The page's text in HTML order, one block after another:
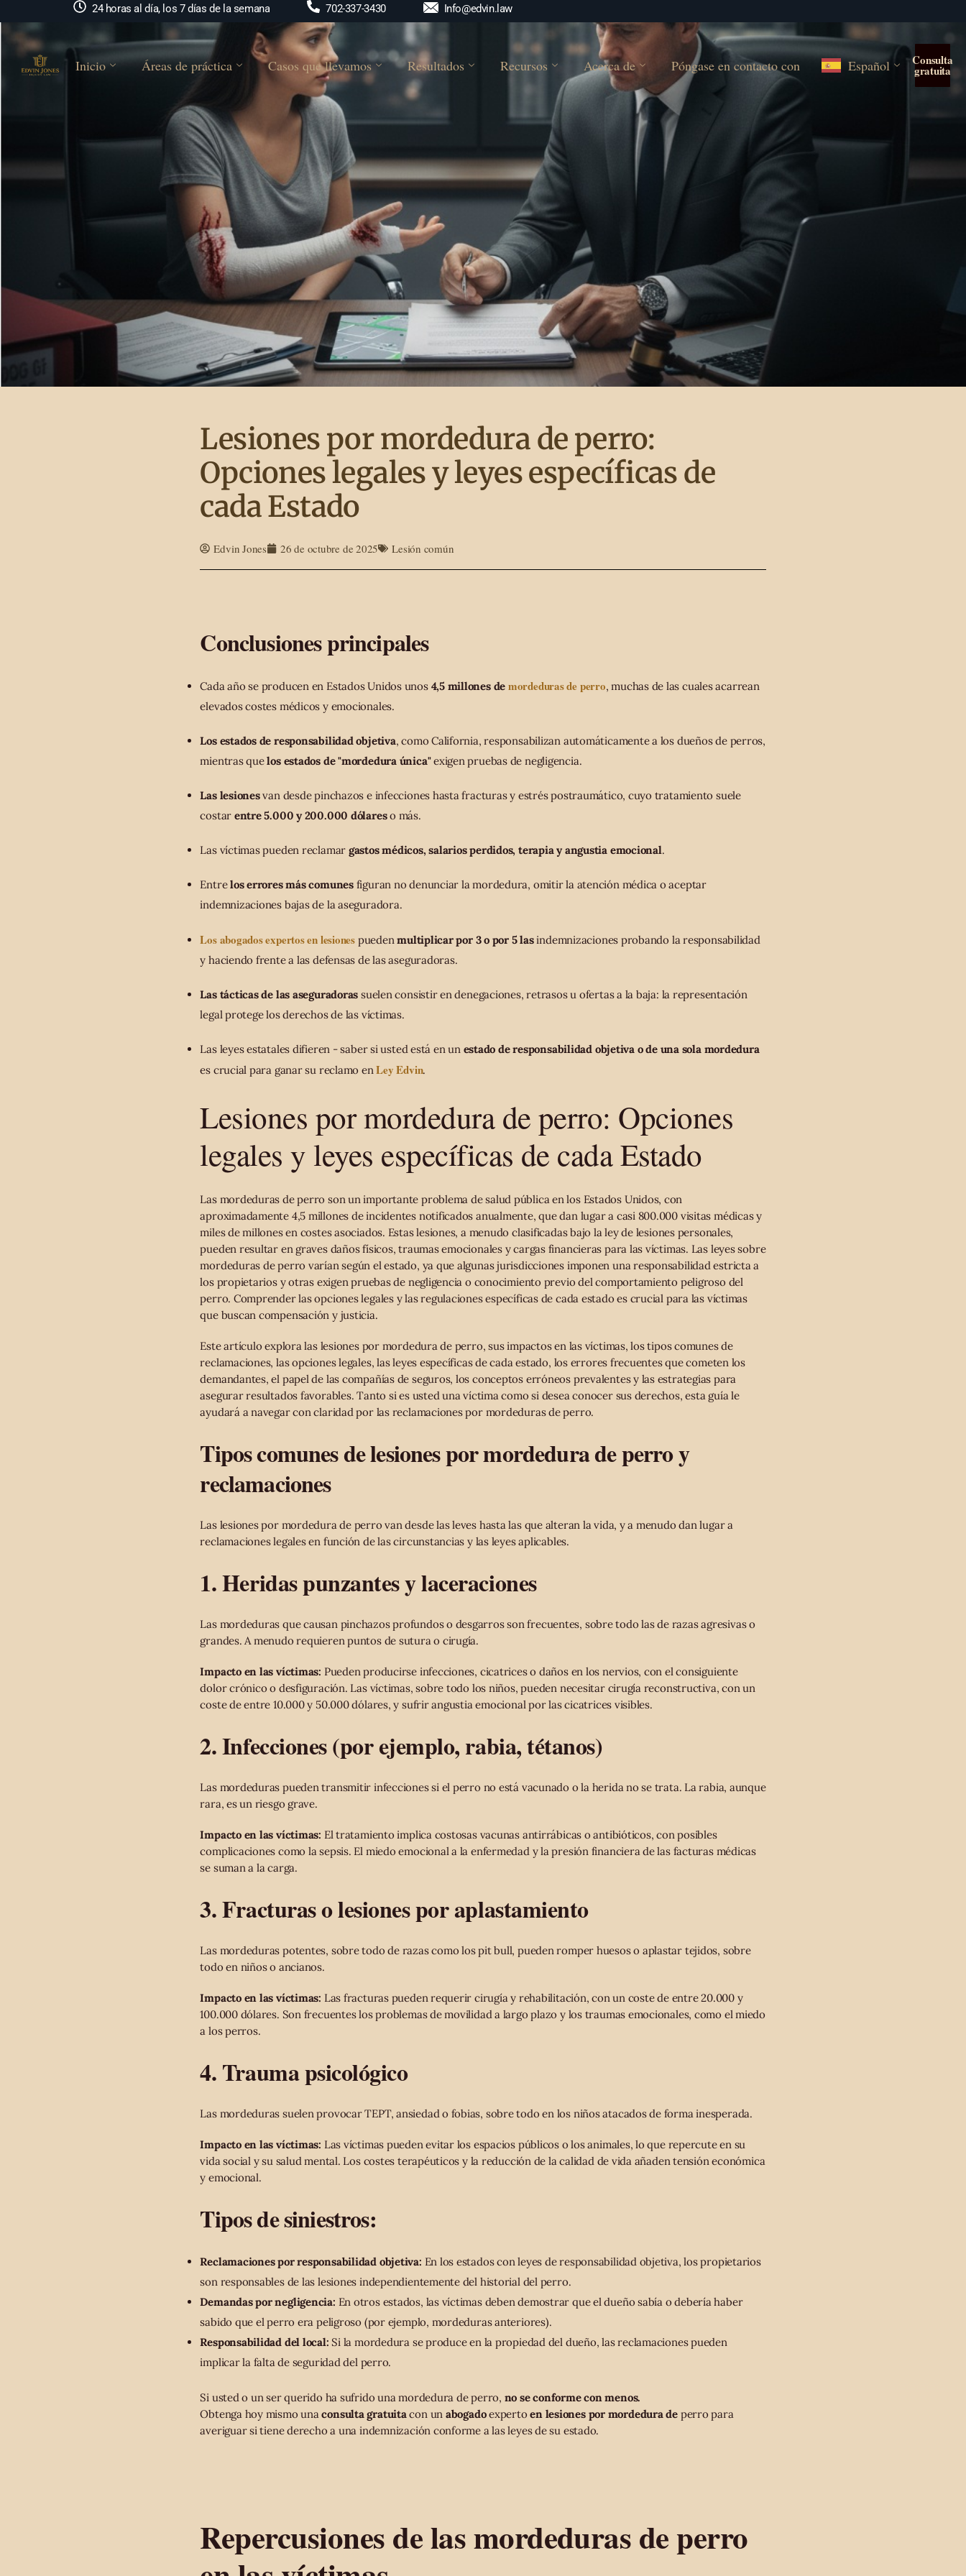
24 horas al día, los 7 días de la semana 702-337-3430 Info@edvin.law
Inicio Áreas de práctica Casos que llevamos Resultados Recursos Acerca de Póngase en contacto con Español Consulta
gratuita
Lesiones por mordedura de perro:
Opciones legales y leyes específicas de
cada Estado
Edvin Jones 26 de octubre de 2025 Lesión común
Conclusiones principales
Cada año se producen en Estados Unidos unos 4,5 millones de mordeduras de perro, muchas de las cuales acarrean
elevados costes médicos y emocionales.
Los estados de responsabilidad objetiva, como California, responsabilizan automáticamente a los dueños de perros,
mientras quelos estados de "mordedura única"exigen pruebas de negligencia.
Las lesionesvan desde pinchazos e infecciones hasta fracturas y estrés postraumático, cuyo tratamiento suele
costar entre 5.000 y 200.000 dólareso más.
Las víctimas pueden reclamar gastos médicos, salarios perdidos, terapia y angustia emocional.
Entrelos errores más comunesfiguran no denunciar la mordedura, omitir la atención médica o aceptar
indemnizaciones bajas de la aseguradora.
Los abogados expertos en lesionespuedenmultiplicar por 3 o por 5 lasindemnizaciones probando la responsabilidad
y haciendo frente a las defensas de las aseguradoras.
Las tácticas de las aseguradoras suelen consistir en denegaciones, retrasos u ofertas a la baja: la representación
legal protege los derechos de las víctimas.
Las leyes estatales difieren - saber si usted está en un estado de responsabilidad objetiva o de una sola mordedura
es crucial para ganar su reclamo enLey Edvin.
Lesiones por mordedura de perro: Opciones
legales y leyes específicas de cada Estado
Las mordeduras de perro son un importante problema de salud pública en los Estados Unidos, con
aproximadamente 4,5 millones de incidentes notificados anualmente, que dan lugar a casi 800.000 visitas médicas y
miles de millones en costes asociados. Estas lesiones, a menudo clasificadas bajo la ley de lesiones personales,
pueden resultar en graves daños físicos, traumas emocionales y cargas financieras para las víctimas. Las leyes sobre
mordeduras de perro varían según el estado, ya que algunas jurisdicciones imponen una responsabilidad estricta a
los propietarios y otras exigen pruebas de negligencia o conocimiento previo del comportamiento peligroso del
perro. Comprender las opciones legales y las regulaciones específicas de cada estado es crucial para las víctimas
que buscan compensación y justicia.
Este artículo explora las lesiones por mordedura de perro, sus impactos en las víctimas, los tipos comunes de
reclamaciones, las opciones legales, las leyes específicas de cada estado, los errores frecuentes que cometen los
demandantes, el papel de las compañías de seguros, los conceptos erróneos prevalentes y las estrategias para
asegurar resultados favorables. Tanto si es usted una víctima como si desea conocer sus derechos, esta guía le
ayudará a navegar con claridad por las reclamaciones por mordeduras de perro.
Tipos comunes de lesiones por mordedura de perro y
reclamaciones
Las lesiones por mordedura de perro van desde las leves hasta las que alteran la vida, y a menudo dan lugar a
reclamaciones legales en función de las circunstancias y las leyes aplicables.
1. Heridas punzantes y laceraciones
Las mordeduras que causan pinchazos profundos o desgarros son frecuentes, sobre todo las de razas agresivas o
grandes. A menudo requieren puntos de sutura o cirugía.
Impacto en las víctimas: Pueden producirse infecciones, cicatrices o daños en los nervios, con el consiguiente
dolor crónico o desfiguración. Las víctimas, sobre todo los niños, pueden necesitar cirugía reconstructiva, con un
coste de entre 10.000 y 50.000 dólares, y sufrir angustia emocional por las cicatrices visibles.
2. Infecciones (por ejemplo, rabia, tétanos)
Las mordeduras pueden transmitir infecciones si el perro no está vacunado o la herida no se trata. La rabia, aunque
rara, es un riesgo grave.
Impacto en las víctimas: El tratamiento implica costosas vacunas antirrábicas o antibióticos, con posibles
complicaciones como la sepsis. El miedo emocional a la enfermedad y la presión financiera de las facturas médicas
se suman a la carga.
3. Fracturas o lesiones por aplastamiento
Las mordeduras potentes, sobre todo de razas como los pit bull, pueden romper huesos o aplastar tejidos, sobre
todo en niños o ancianos.
Impacto en las víctimas: Las fracturas pueden requerir cirugía y rehabilitación, con un coste de entre 20.000 y
100.000 dólares. Son frecuentes los problemas de movilidad a largo plazo y los traumas emocionales, como el miedo
a los perros.
4. Trauma psicológico
Las mordeduras suelen provocar TEPT, ansiedad o fobias, sobre todo en los niños atacados de forma inesperada.
Impacto en las víctimas: Las víctimas pueden evitar los espacios públicos o los animales, lo que repercute en su
vida social y su salud mental. Los costes terapéuticos y la reducción de la calidad de vida añaden tensión económica
y emocional.
Tipos de siniestros:
Reclamaciones por responsabilidad objetiva: En los estados con leyes de responsabilidad objetiva, los propietarios
son responsables de las lesiones independientemente del historial del perro.
Demandas por negligencia: En otros estados, las víctimas deben demostrar que el dueño sabía o debería haber
sabido que el perro era peligroso (por ejemplo, mordeduras anteriores).
Responsabilidad del local: Si la mordedura se produce en la propiedad del dueño, las reclamaciones pueden
implicar la falta de seguridad del perro.
Si usted o un ser querido ha sufrido una mordedura de perro, no se conforme con menos.
Obtenga hoy mismo unaconsulta gratuita con un abogadoexpertoen lesiones por mordedura deperro para
averiguar si tiene derecho a una indemnización conforme a las leyes de su estado.
Repercusiones de las mordeduras de perro